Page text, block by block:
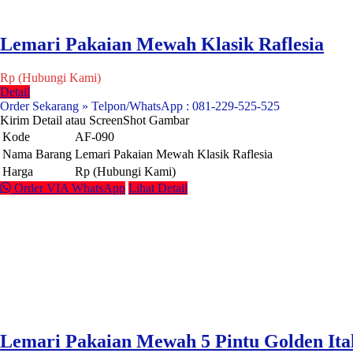
Lemari Pakaian Mewah Klasik Raflesia
Rp (Hubungi Kami)
Detail
Order Sekarang » Telpon/WhatsApp : 081-229-525-525
Kirim Detail atau ScreenShot Gambar
Kode
AF-090
Nama Barang Lemari Pakaian Mewah Klasik Raflesia
Harga
Rp (Hubungi Kami)
Order VIA WhatsApp Lihat Detail
Lemari Pakaian Mewah 5 Pintu Golden